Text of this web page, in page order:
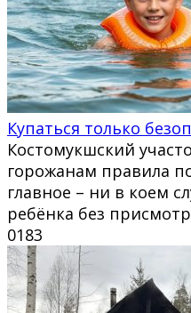
Купаться только
Костомукшский
горожанам правила
главное – ни в коем
ребёнка без
0183